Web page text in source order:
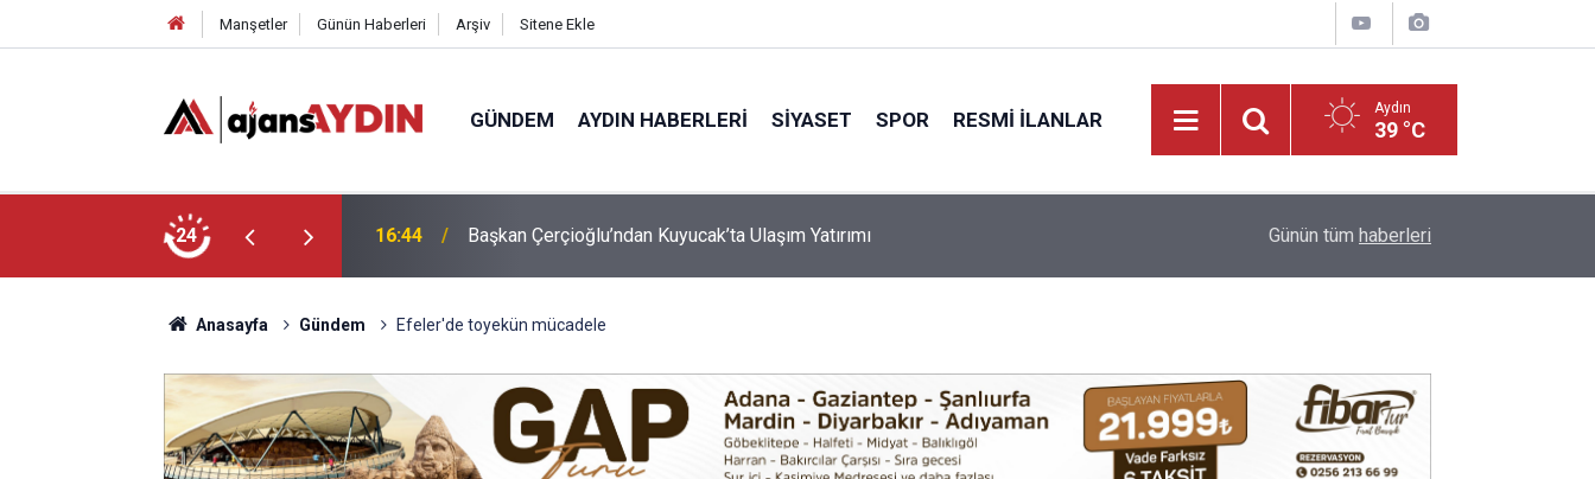
Manşetler Günün Haberleri Arşiv Sitene Ekle
GÜNDEM AYDIN HABERLERI SIYASET SPOR RESMI İLANLAR Aydın
39 °C
24 16:09 Aydınlı Koray Bir Kez Daha Gururlandırdı! 7 ilden ülkücü gençler bir araya geldi
Günün tüm haberleri
Anasayfa Gündem Efeler'de toyekün mücadele